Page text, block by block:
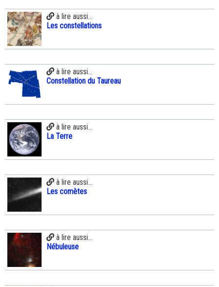
à lire aussi...
Les constellations
à lire aussi...
Constellation du Taureau
à lire aussi...
La Terre
à lire aussi...
Les comètes
à lire aussi...
Nébuleuse